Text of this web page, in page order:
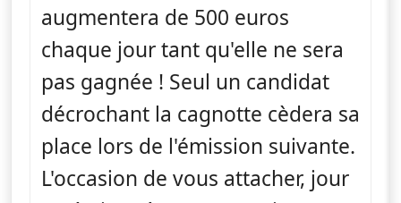
augmentera de 500 euros
chaque jour tant qu'elle ne sera
pas gagnée ! Seul un candidat
décrochant la cagnotte cèdera sa
place lors de l'émission suivante.
L'occasion de vous attacher, jour